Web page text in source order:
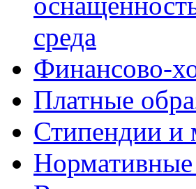
среда
Финансово-
Платные
Стипендии и